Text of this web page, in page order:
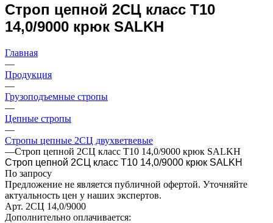
Строп цепной 2СЦ класс Т10
14,0/9000 крюк SALKH
Главная
—
Продукция
—
Грузоподъемные стропы
—
Цепные стропы
—
Стропы цепные 2СЦ двухветвевые
—Строп цепной 2СЦ класс Т10 14,0/9000 крюк SALKH
Строп цепной 2СЦ класс Т10 14,0/9000 крюк SALKH
По запросу
Предложение не является публичной офертой. Уточняйте
актуальность цен у наших экспертов.
Арт. 2СЦ 14,0/9000
Дополнительно оплачивается: